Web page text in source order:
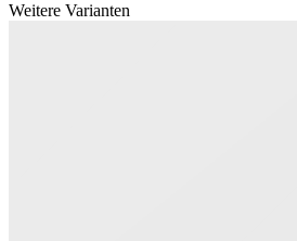
Weitere Varianten